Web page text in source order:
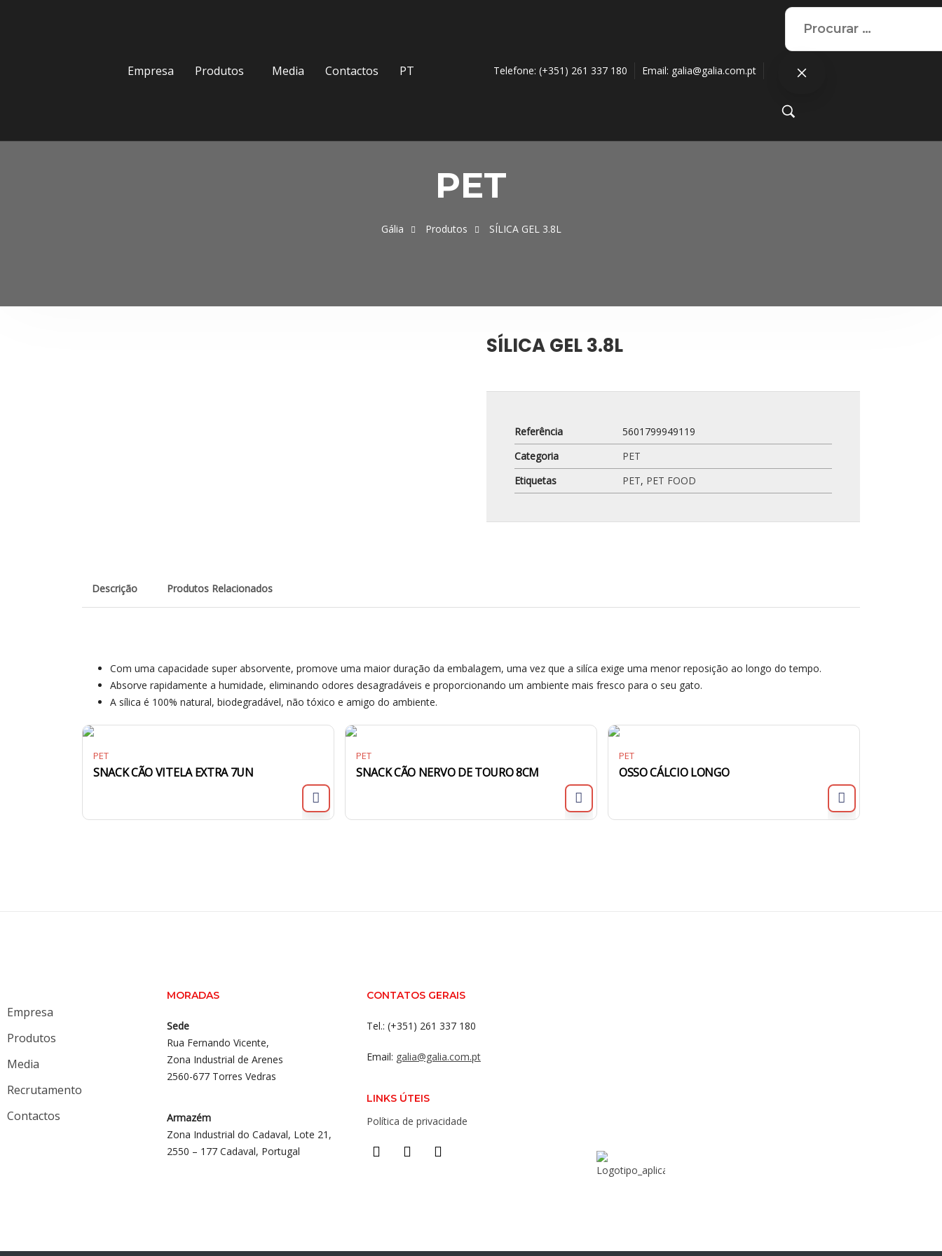
Empresa Produtos Media Contactos PT Telefone: (+351) 261 337 180 Email: galia@galia.com.pt
PET
Gália Produtos SÍLICA GEL 3.8L
SÍLICA GEL 3.8L
Referência
5601799949119
Categoria
PET
Etiquetas
PET, PET FOOD
Descrição Produtos Relacionados
Com uma capacidade super absorvente, promove uma maior duração da embalagem, uma vez que a silíca exige uma menor reposição ao longo do tempo.
Absorve rapidamente a humidade, eliminando odores desagradáveis e proporcionando um ambiente mais fresco para o seu gato.
A sílica é 100% natural, biodegradável, não tóxico e amigo do ambiente.
PET
SNACK CÃO VITELA EXTRA 7UN
PET
SNACK CÃO NERVO DE TOURO 8CM
PET
OSSO CÁLCIO LONGO
Empresa
Produtos
Media
Recrutamento
Contactos
MORADAS
Sede
Rua Fernando Vicente,
Zona Industrial de Arenes
2560-677 Torres Vedras
Armazém
Zona Industrial do Cadaval, Lote 21,
2550 – 177 Cadaval, Portugal
CONTATOS GERAIS
Tel.: (+351) 261 337 180
Email: galia@galia.com.pt
LINKS ÚTEIS
Política de privacidade